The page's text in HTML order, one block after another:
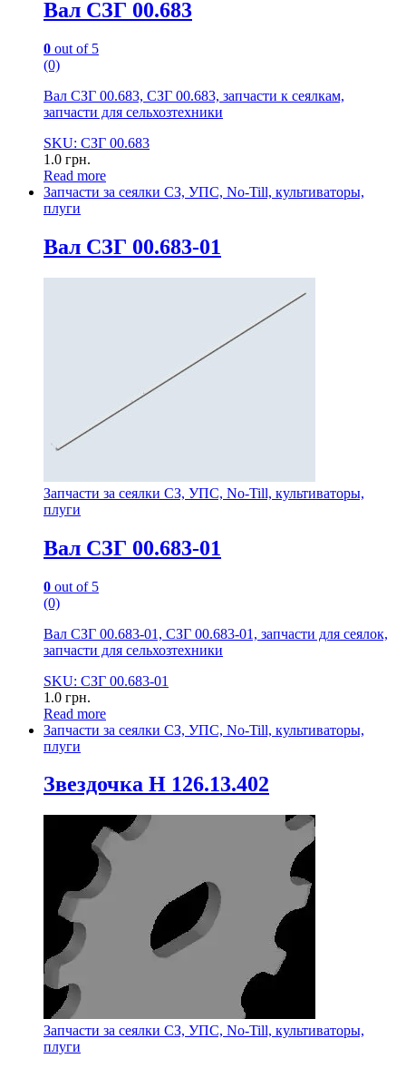
Вал СЗГ 00.683
0 out of 5
(0)
Вал СЗГ 00.683, СЗГ 00.683, запчасти к сеялкам,
запчасти для сельхозтехники
SKU: СЗГ 00.683
1.0 грн.
Read more
Запчасти за сеялки СЗ, УПС, No-Till, культиваторы,
плуги
Вал СЗГ 00.683-01
Запчасти за сеялки СЗ, УПС, No-Till, культиваторы,
плуги
Вал СЗГ 00.683-01
0 out of 5
(0)
Вал СЗГ 00.683-01, СЗГ 00.683-01, запчасти для сеялок,
запчасти для сельхозтехники
SKU: СЗГ 00.683-01
1.0 грн.
Read more
Запчасти за сеялки СЗ, УПС, No-Till, культиваторы,
плуги
Звездочка Н 126.13.402
Запчасти за сеялки СЗ, УПС, No-Till, культиваторы,
плуги